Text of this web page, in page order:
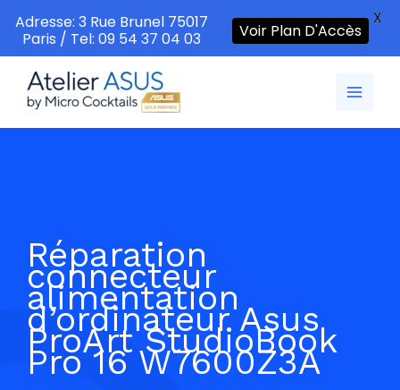
contenu
Réparation
connecteur
alimentation
d’ordinateur Asus
ProArt StudioBook
Pro 16 W7600Z3A
Adresse: 3 Rue Brunel 75017
Paris / Tel: 09 54 37 04 03
Voir Plan D'Accès
X